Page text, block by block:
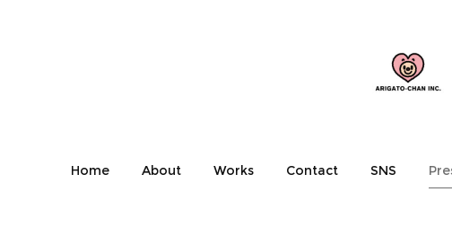
Home About Works Contact SNS